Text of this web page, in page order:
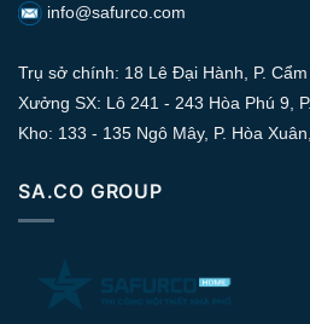
info@safurco.com
Trụ sở chính: 18 Lê Đại Hành, P.
Xưởng SX: Lô 241 - 243 Hòa Phú 9,
Kho: 133 - 135 Ngô Mây, P. Hòa
SA.CO GROUP